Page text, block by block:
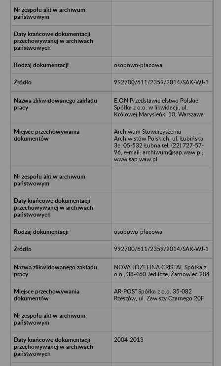
osobowo-płacowa
992700/611/2359/2014/SAK-WJ-1
E.ON Przedstawicielstwo Polskie
Spółka z o.o. w likwidacji, ul.
Królowej Marysieńki 10, Warszawa
Archiwum Stowarzyszenia
Archiwistów Polskich, ul. Łubińska
3c, 05-532 Łubna tel. (22) 727-57-
96, e-mail: archiwum@sap.waw.pl;
www.sap.waw.pl
osobowo-płacowa
992700/611/2359/2014/SAK-WJ-1
NOVA JÓZEFINA CRISTAL Spółka z
o.o., 38-460 Jedlicze, Żarnowiec 284
AR-POS" Spółka z o.o. 35-082
Rzeszów, ul. Zawiszy Czarnego 20F
2004-2013